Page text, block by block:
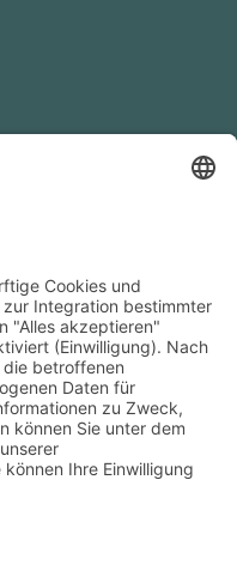
das ist nah! Mit uns
bleiben Ihren